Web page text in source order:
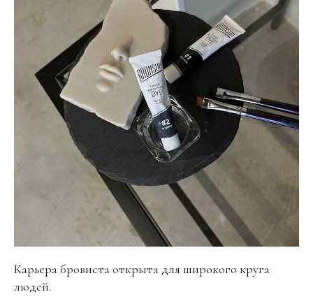
Карьера бровиста открыта для широкого круга
людей.